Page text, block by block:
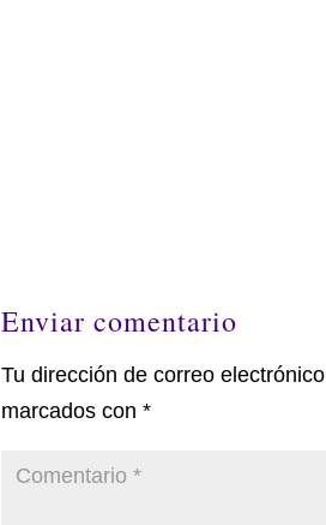
Enviar comentario
Tu dirección de correo
marcados con *